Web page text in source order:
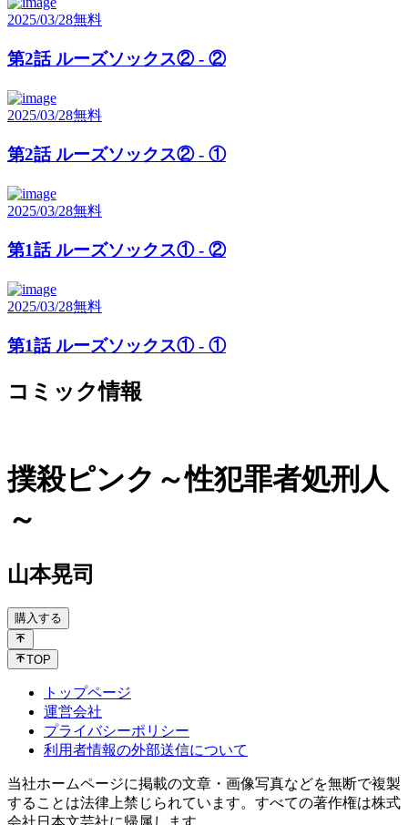
2025/03/28無料
第2話 ルーズソックス② - ②
2025/03/28無料
第2話 ルーズソックス② - ①
2025/03/28無料
第1話 ルーズソックス① - ②
2025/03/28無料
第1話 ルーズソックス① - ①
コミック情報
撲殺ピンク～性犯罪者処刑人
～
山本晃司
購入する
TOP
トップページ
運営会社
プライバシーポリシー
利用者情報の外部送信について
当社ホームページに掲載の文章・画像写真などを無断で複製
することは法律上禁じられています。すべての著作権は株式